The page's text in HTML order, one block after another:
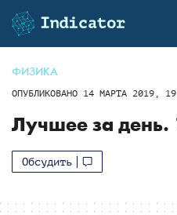
ФИЗИКА
ОПУБЛИКОВАНО 14 МАРТА 2019,
Лучшее за день.
Обсудить